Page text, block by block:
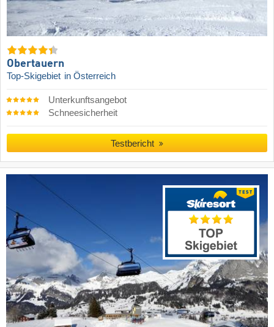
Obertauern
Top-Skigebiet in Österreich
Unterkunftsangebot
Schneesicherheit
Testbericht